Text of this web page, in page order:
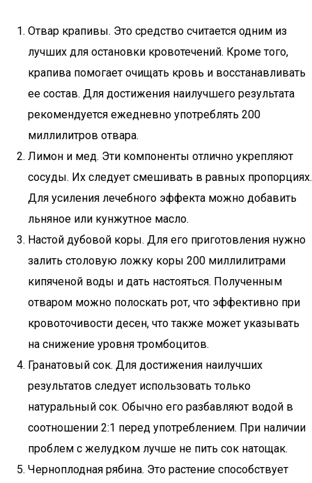
Отвар крапивы. Это средство считается одним из
лучших для остановки кровотечений. Кроме того,
крапива помогает очищать кровь и восстанавливать
ее состав. Для достижения наилучшего результата
рекомендуется ежедневно употреблять 200
миллилитров отвара.
Лимон и мед. Эти компоненты отлично укрепляют
сосуды. Их следует смешивать в равных пропорциях.
Для усиления лечебного эффекта можно добавить
льняное или кунжутное масло.
Настой дубовой коры. Для его приготовления нужно
залить столовую ложку коры 200 миллилитрами
кипяченой воды и дать настояться. Полученным
отваром можно полоскать рот, что эффективно при
кровоточивости десен, что также может указывать
на снижение уровня тромбоцитов.
Гранатовый сок. Для достижения наилучших
результатов следует использовать только
натуральный сок. Обычно его разбавляют водой в
соотношении 2:1 перед употреблением. При наличии
проблем с желудком лучше не пить сок натощак.
Черноплодная рябина. Это растение способствует